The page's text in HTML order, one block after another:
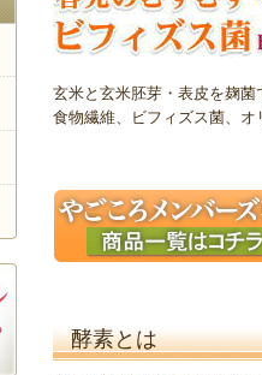
玄米と玄米胚芽・表皮を麹菌
食物繊維、ビフィズス菌、オ
酵素とは